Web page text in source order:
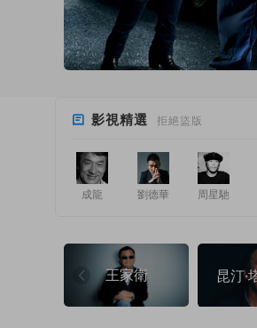
影視精選 拒絕盜版
成龍 劉德華 周星馳
王家衛 昆汀·